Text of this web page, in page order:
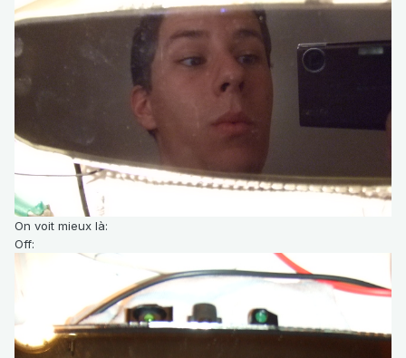
On voit mieux là:
Off: